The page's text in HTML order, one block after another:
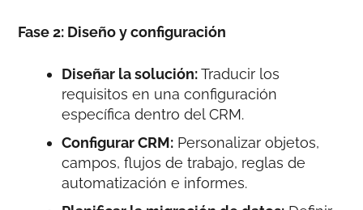
Fase 2: Diseño y configuración
Diseñar la solución:Traducir los
requisitos en una configuración
específica dentro del CRM.
Configurar CRM: Personalizar objetos,
campos, flujos de trabajo, reglas de
automatización e informes.